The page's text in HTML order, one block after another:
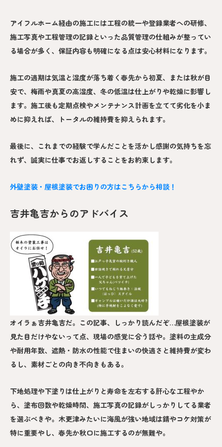
アイフルホーム経由の施工には工程の統一や登録業者への研修、
施工写真や工程管理の記録といった品質管理の仕組みが整ってい
る場合が多く、保証内容も明確になる点は安心材料になります。
施工の適期は気温と湿度が落ち着く春先から初夏、または秋が目
安で、梅雨や真夏の高湿度、冬の低温は仕上がりや乾燥に影響し
ます。施工後も定期点検やメンテナンス計画を立てて劣化を小ま
めに抑えれば、トータルの維持費を抑えられます。
最後に、これまでの経験で学んだことを活かし感謝の気持ちを忘
れず、誠実に仕事でお返しすることをお約束します。
外壁塗装・屋根塗装でお困りの方はこちらから相談！
吉井亀吉からのアドバイス
オイラぁ吉井亀吉だ。この記事、しっかり読んだぞ…屋根塗装が
見た目だけやないって点、現場の感覚に合う話や。塗料の主成分
や耐用年数、遮熱・防水の性能で住まいの快適さと維持費が変わ
るし、素材ごとの向き不向きもある。
下地処理や下塗りは仕上がりと寿命を左右する肝心な工程やか
ら、塗布回数や乾燥時間、施工写真の記録がしっかりしてる業者
を選ぶべきや。木更津みたいに海風が強い地域は錆やコケ対策が
特に重要やし、春先か秋口に施工するのが無難や。